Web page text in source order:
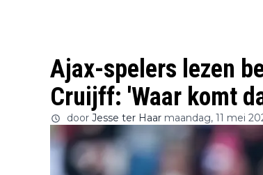
Ajax-spelers lezen
Cruijff: 'Waar komt
door Jesse ter Haar maandag, 11 mei